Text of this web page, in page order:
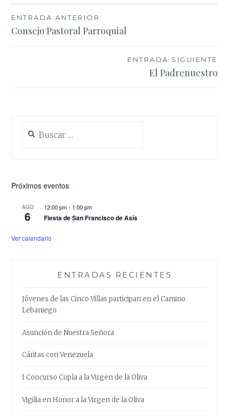
Navegación
de
ENTRADA ANTERIOR
Consejo Pastoral Parroquial
ENTRADA SIGUIENTE
El Padrenuestro
Próximos eventos
AGO
6
12:00 pm- 1:00 pm
Fiesta de San Francisco de Asís
Ver calendario
ENTRADAS RECIENTES
Jóvenes de las Cinco Villas participan en el Camino
Lebaniego
Asunción de Nuestra Señora
Cáritas con Venezuela
I Concurso Copla a la Virgen de la Oliva
Vigilia en Honor a la Virgen de la Oliva